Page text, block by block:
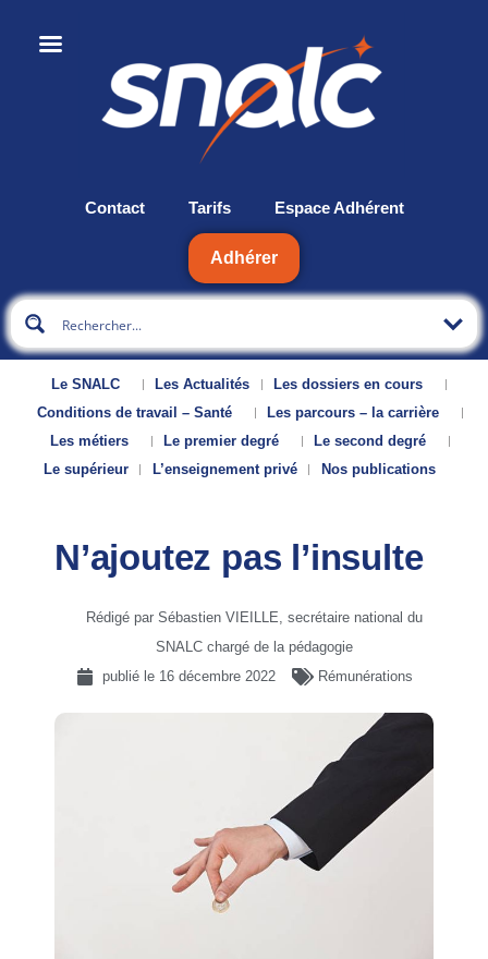
Contact Tarifs Espace Adhérent
Adhérer
Le SNALC Les Actualités
Les dossiers en cours
Conditions de travail – Santé
Les parcours – la carrière
Les métiers
Le premier degré
Le second degré
Le supérieur
L’enseignement privé Nos publications
N’ajoutez pas l’insulte
Rédigé par Sébastien VIEILLE, secrétaire national du
SNALC chargé de la pédagogie
publié le 16 décembre 2022 Rémunérations